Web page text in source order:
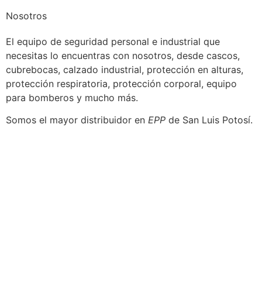
Nosotros
El equipo de seguridad personal e industrial que
necesitas lo encuentras con nosotros, desde cascos,
cubrebocas, calzado industrial, protección en alturas,
protección respiratoria, protección corporal, equipo
para bomberos y mucho más.
Somos el mayor distribuidor en EPP de San Luis Potosí.